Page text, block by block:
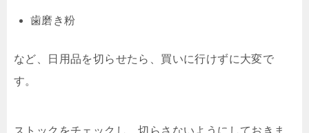
歯磨き粉
など、日用品を切らせたら、買いに行けずに大変で
す。